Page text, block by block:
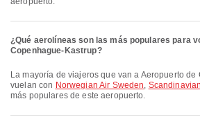
¿Qué aerolíneas son las más populares para
Copenhague-Kastrup?
La mayoría de viajeros que van a Aeropuerto de Copenhague-Kastrup
vuelan con Norwegian Air Sweden,
más populares de este aeropuerto.